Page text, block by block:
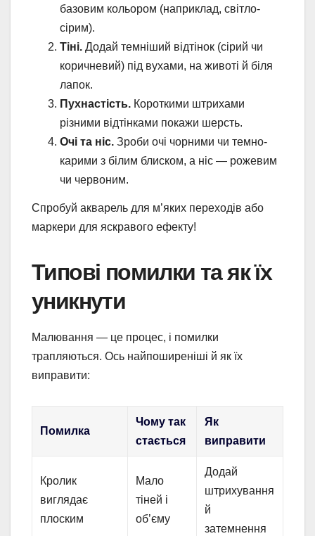
базовим кольором (наприклад, світло-
сірим).
Тіні. Додай темніший відтінок (сірий чи
коричневий) під вухами, на животі й біля
лапок.
Пухнастість. Короткими штрихами
різними відтінками покажи шерсть.
Очі та ніс. Зроби очі чорними чи темно-
карими з білим блиском, а ніс — рожевим
чи червоним.
Спробуй акварель для м’яких переходів або
маркери для яскравого ефекту!
Типові помилки та як їх
уникнути
Малювання — це процес, і помилки
трапляються. Ось найпоширеніші й як їх
виправити:
Помилка
Чому так
стається
Як
виправити
Кролик
виглядає
плоским
Мало
тіней і
об’єму
Додай
штрихування
й
затемнення